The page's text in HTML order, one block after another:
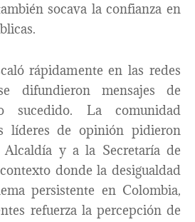
socava la confianza en
rápidamente en las redes
difundieron mensajes de
sucedido. La comunidad
líderes de opinión pidieron
Alcaldía y a la Secretaría de
donde la desigualdad
persistente en Colombia,
refuerza la percepción de